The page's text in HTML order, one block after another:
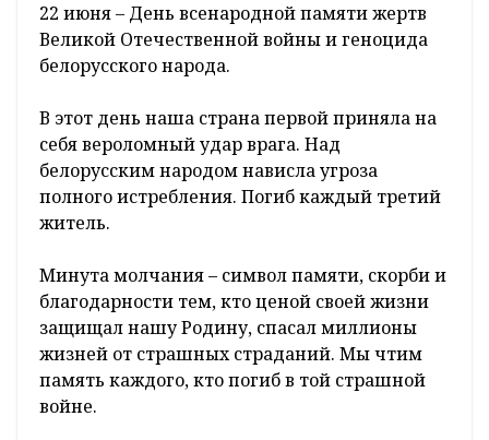
22 июня – День всенародной памяти жертв
Великой Отечественной войны и геноцида
белорусского народа.
В этот день наша страна первой приняла на
себя вероломный удар врага. Над
белорусским народом нависла угроза
полного истребления. Погиб каждый третий
житель.
Минута молчания – символ памяти, скорби и
благодарности тем, кто ценой своей жизни
защищал нашу Родину, спасал миллионы
жизней от страшных страданий. Мы чтим
память каждого, кто погиб в той страшной
войне.